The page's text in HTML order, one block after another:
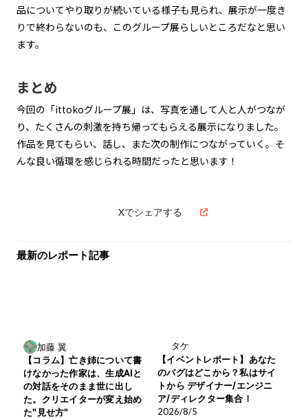
品についてやり取りが続いている様子も見られ、展示が一度き
りで終わらないのも、このグループ展らしいところだなと思い
ます。
まとめ
今回の「ittokoグループ展」は、写真を通して人と人がつなが
り、たくさんの刺激を持ち帰ってもらえる展示になりました。
作品を見てもらい、話し、また次の制作につながっていく。そ
んな良い循環を感じられる時間だったと思います！
Xでシェアする
最新のレポート記事
加藤 翼
【コラム】亡き姉について書
けなかった作家は、生成AIと
の対話をそのまま世に出し
た。クリエイターが変え始め
た"見せ方"
タケ
【イベントレポート】あなた
のバグはどこから？私はサイ
トから デザイナー/エンジニ
ア/ディレクター集合！
2026/8/5